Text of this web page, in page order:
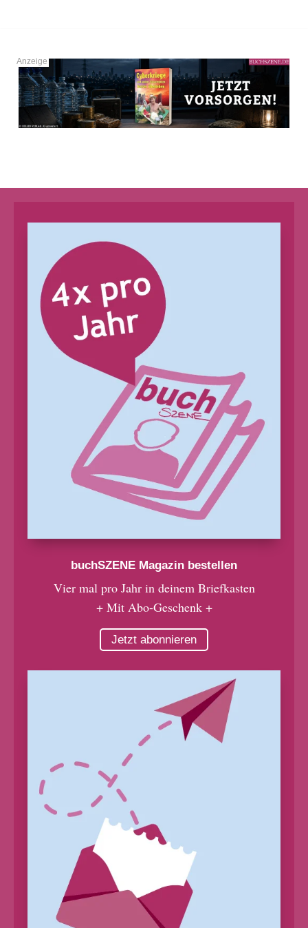
buchSZENE Magazin bestellen
Vier mal pro Jahr in deinem Briefkasten
+ Mit Abo-Geschenk +
Jetzt abonnieren